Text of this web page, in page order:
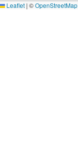
Leaflet | ©OpenStreetMap